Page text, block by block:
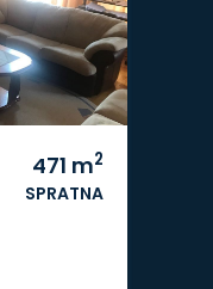
471 m2
SPRATNA